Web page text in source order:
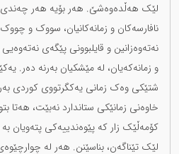
لێک هەڵدەوەشێ. هەر بۆیە هەر چەندی
نافارسەکان و زمانەکانیان، سووک و
نەتەوەزانین و قایلبوونی پێگەی
و زمانەکەیان، لە مێشکیان بەرنە دەر.
شتێکی وەک زمانی یەکگرتووی کوردی
خاوەنی زمانێکی ستاندارد نەبێت، هەتا
کۆمەڵێک زار کە پێوەندییەکی پتەویان بە
لێک تێناگەن، بناسێنن. هەر لە